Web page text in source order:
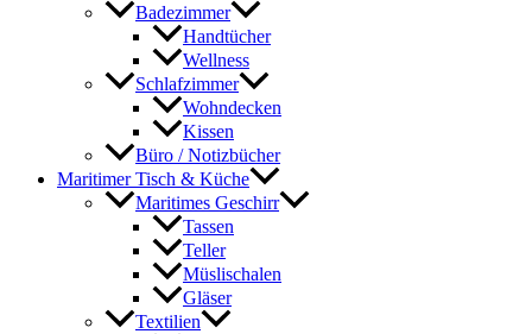
Badezimmer
Handtücher
Wellness
Schlafzimmer
Wohndecken
Kissen
Büro / Notizbücher
Maritimer Tisch & Küche
Maritimes Geschirr
Tassen
Teller
Müslischalen
Gläser
Textilien